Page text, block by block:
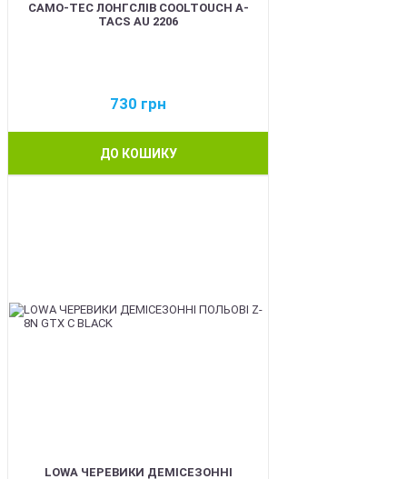
CAMO-TEC ЛОНГСЛІВ COOLTOUCH A-
TACS AU 2206
730 грн
ДО КОШИКУ
LOWA ЧЕРЕВИКИ ДЕМІСЕЗОННІ